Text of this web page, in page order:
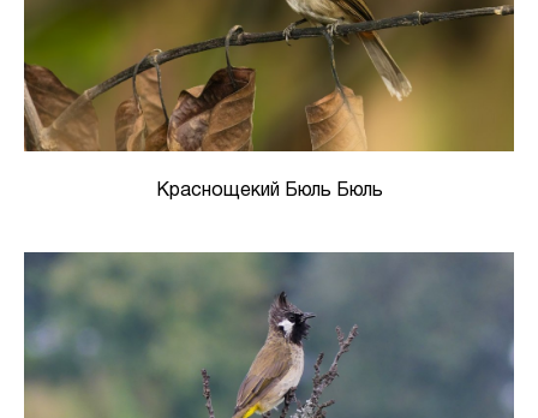
Краснощекий Бюль Бюль